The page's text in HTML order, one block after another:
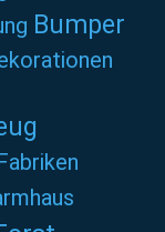
Bumper